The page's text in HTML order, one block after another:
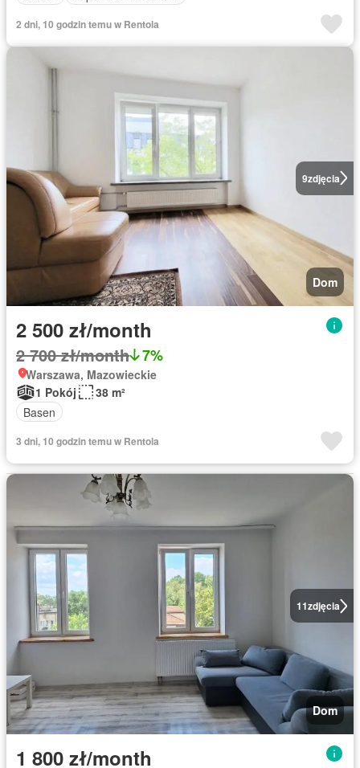
2 dni, 10 godzin temu w Rentola
9zdjęcia
Dom
2 500 zł/month
2 700 zł/month 7%
Warszawa, Mazowieckie
1 Pokój
38 m²
Basen
3 dni, 10 godzin temu w Rentola
11zdjęcia
Dom
1 800 zł/month